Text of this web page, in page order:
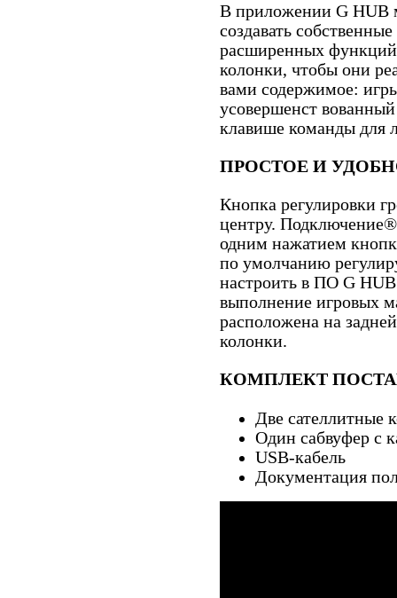
В приложении G HUB
создавать
расширенных
колонки, чтобы они
вами содержимое:
усовершенст
клавише команды для
ПРОСТОЕ И
Кнопка регулировки
центру.
одним нажатием
по умолчанию
настроить в ПО G
выполнение игровых
расположена на
колонки.
КОМПЛЕКТ
Две сателлитные
Один сабвуфер с
USB-кабель
Документация